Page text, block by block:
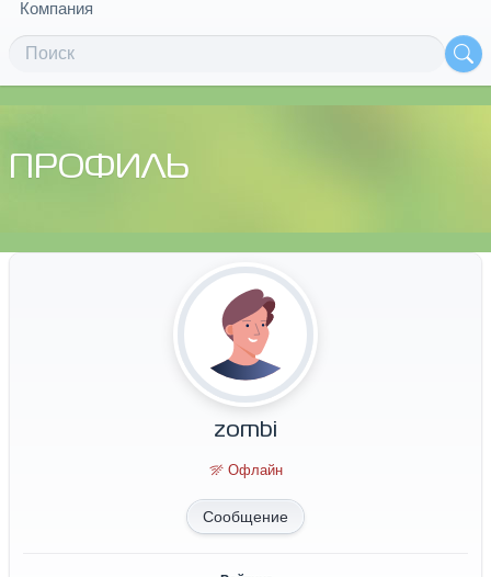
Компания
ПРОФИЛЬ
zombi
Офлайн
Сообщение